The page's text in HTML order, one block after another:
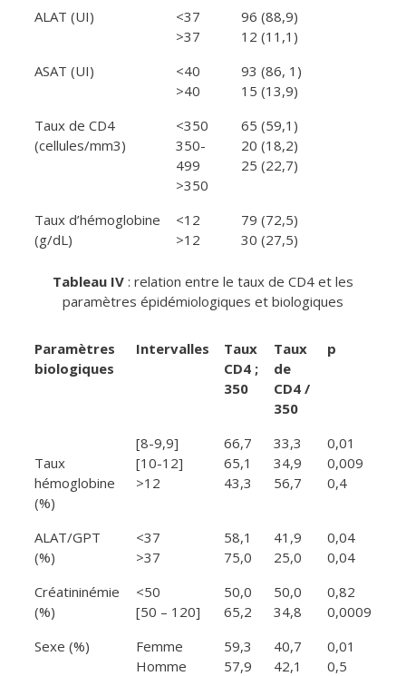
ALAT (UI)
<37
>37
96 (88,9)
12 (11,1)
ASAT (UI)
<40
>40
93 (86, 1)
15 (13,9)
Taux de CD4
(cellules/mm3)
<350
350-
499
>350
65 (59,1)
20 (18,2)
25 (22,7)
Taux d’hémoglobine
(g/dL)
<12
>12
79 (72,5)
30 (27,5)
Tableau IV : relation entre le taux de CD4 et les
paramètres épidémiologiques et biologiques
Paramètres
biologiques
Intervalles
Taux
CD4 ;
350
Taux
de
CD4 /
350
p
Taux
hémoglobine
(%)
[8-9,9]
[10-12]
>12
66,7
65,1
43,3
33,3
34,9
56,7
0,01
0,009
0,4
ALAT/GPT
(%)
<37
>37
58,1
75,0
41,9
25,0
0,04
0,04
Créatininémie
(%)
<50
[50 – 120]
50,0
65,2
50,0
34,8
0,82
0,0009
Sexe (%)
Femme
Homme
59,3
57,9
40,7
42,1
0,01
0,5